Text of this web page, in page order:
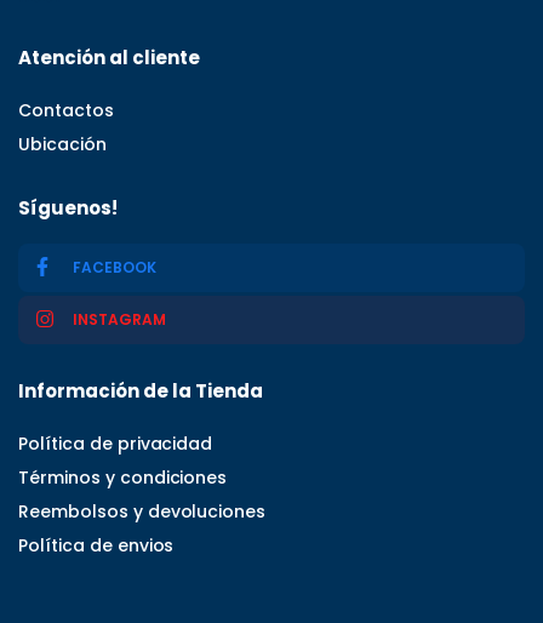
Atención al cliente
Contactos
Ubicación
Síguenos!
FACEBOOK
INSTAGRAM
Información de la Tienda
Política de privacidad
Términos y condiciones
Reembolsos y devoluciones
Política de envios